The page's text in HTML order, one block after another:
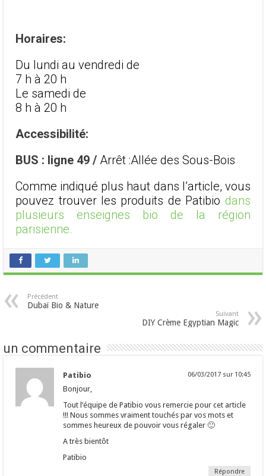
Horaires:
Du lundi au vendredi de
7 h à 20 h
Le samedi de
8 h à 20 h
Accessibilité:
BUS : ligne 49 / Arrêt :Allée des Sous-Bois
Comme indiqué plus haut dans l’article, vous
pouvez trouver les produits de Patibio dans
plusieurs enseignes bio de la région
parisienne.
Précédent
Dubaï Bio & Nature
Suivant
DIY Crème Egyptian Magic
un commentaire
Patibio 06/03/2017 sur 10:45
Bonjour,
Tout l’équipe de Patibio vous remercie pour cet article
!!! Nous sommes vraiment touchés par vos mots et
sommes heureux de pouvoir vous régaler 🙂
A très bientôt
Patibio
Répondre